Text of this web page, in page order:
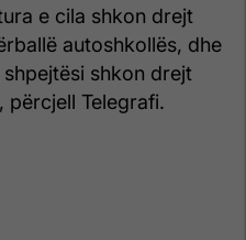
e cila shkon drejt
autoshkollës, dhe
shkon drejt
, përcjell Telegrafi.